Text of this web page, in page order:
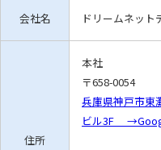
会社名 ドリームネット
住所
本社
〒658-0054
兵庫県神戸市東
ビル3F